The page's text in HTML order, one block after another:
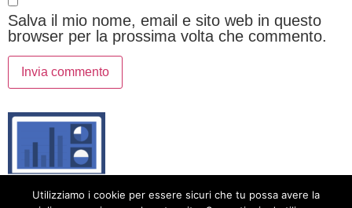
Salva il mio nome, email e sito web in questo
browser per la prossima volta che commento.
Animatic: Internet per tutti
Utilizziamo i cookie per essere sicuri che tu possa avere la